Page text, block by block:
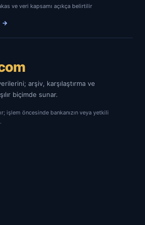
ve veri kapsamı açıkça belirtilir
→
arşiv, karşılaştırma ve
biçimde sunar.
işlem öncesinde bankanızın veya yetkili